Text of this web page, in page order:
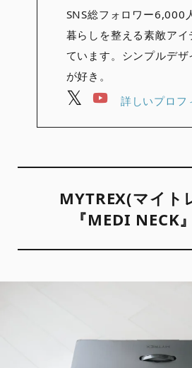
SNS総フォロワー6,000
暮らしを整える素敵アイ
ています。シンプルデザ
が好き。
詳しいプロフ
MYTREX(マイト
『MEDI NECK